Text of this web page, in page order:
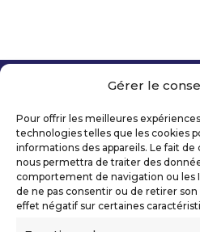
Gérer le
Pour offrir les meilleures
technologies telles que les cookies
informations des appareils. Le fait
nous permettra de traiter des
comportement de navigation ou les
de ne pas consentir ou de retirer
effet négatif sur certaines
Mentions légales
Politique de confidentialité
Déclaration d’accessibilité
Ils nous soutiennent